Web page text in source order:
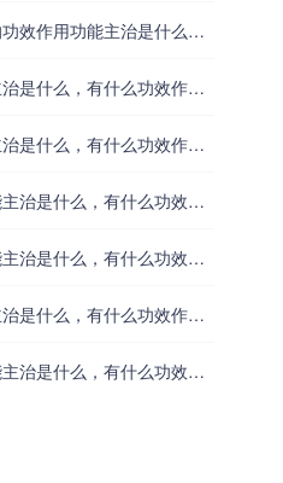
苹果黄芪红枣煮水喝的功效作用功能主治是什么，有什么功效作用好处？
鸭翅的功效作用功能主治是什么，有什么功效作用好处？
茄瓜的功效作用功能主治是什么，有什么功效作用好处？
马鹿茸的功效作用功能主治是什么，有什么功效作用好处？
鱼头酒的功效作用功能主治是什么，有什么功效作用好处？
水麻的功效作用功能主治是什么，有什么功效作用好处？
黑糯米的功效作用功能主治是什么，有什么功效作用好处？